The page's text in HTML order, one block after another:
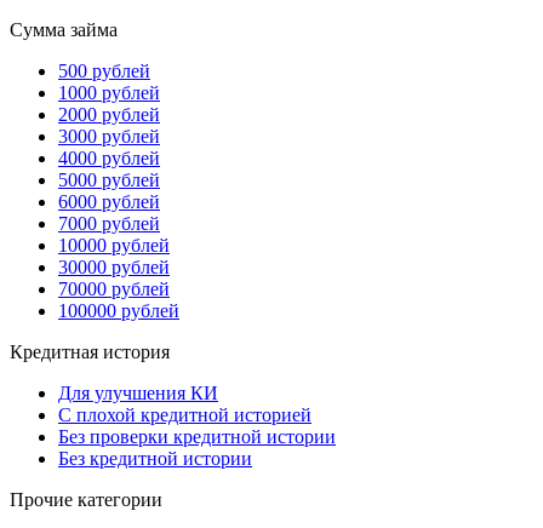
Сумма займа
500 рублей
1000 рублей
2000 рублей
3000 рублей
4000 рублей
5000 рублей
6000 рублей
7000 рублей
10000 рублей
30000 рублей
70000 рублей
100000 рублей
Кредитная история
Для улучшения КИ
С плохой кредитной историей
Без проверки кредитной истории
Без кредитной истории
Прочие категории